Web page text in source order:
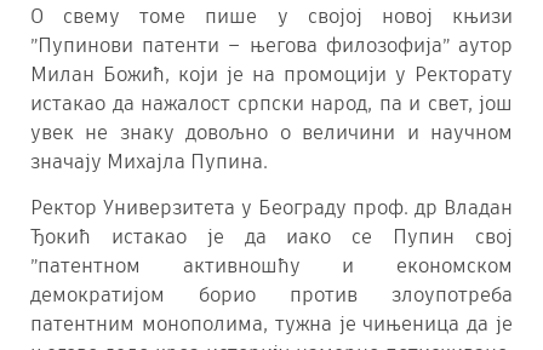
О свему томе пише у својој новој књизи
”Пупинови патенти – његова филозофија” аутор
Милан Божић, који је на промоцији у Ректорату
истакао да нажалост српски народ, па и свет, још
увек не знаку довољно о величини и научном
значају Михајла Пупина.
Ректор Универзитета у Београду проф. др Владан
Ђокић истакао је да иако се Пупин свој
”патентном активношћу и економском
демократијом борио против злоупотреба
патентним монополима, тужна је чињеница да је